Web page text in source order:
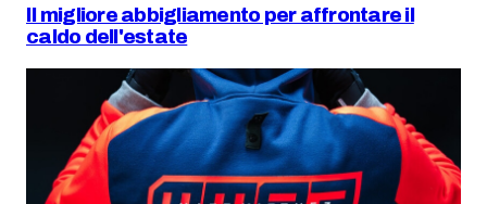
Il migliore abbigliamento per affrontare il
caldo dell'estate